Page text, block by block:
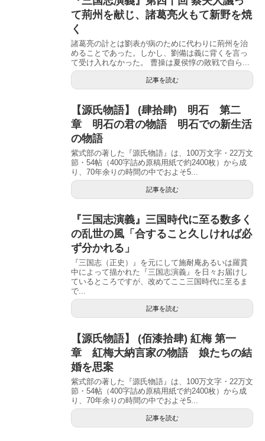
て荊州を献じ、諸葛亮火もて新野を焼
く
諸葛亮の計とは劉表が病のために代わりに荊州を治
めることであった。しかし、劉備は義に背くを言っ
て受け入れなかった。 曹操は夏侯惇の敗戦で自ら...
記事を読む
【源氏物語】 (肆拾肆) 明石 第二
章 明石の君の物語 明石での新生活
の物語
紫式部の著した『源氏物語』は、100万文字・22万文
節・54帖（400字詰め原稿用紙で約2400枚）から成
り、70年余りの時間の中でおよそ5...
記事を読む
『三国志演義』三国時代に至る数多く
の乱世の風「合すること久しければ必
ず分かれる」
『三国志（正史）』を元にして施耐庵あるいは羅貫
中によって描かれた『三国志演義』を日々お届けし
ているところですが、改めてここ三国時代に至るま
で...
記事を読む
【源氏物語】 (佰漆拾肆) 紅梅 第一
章 紅梅大納言家の物語 娘たちの結
婚を思案
紫式部の著した『源氏物語』は、100万文字・22万文
節・54帖（400字詰め原稿用紙で約2400枚）から成
り、70年余りの時間の中でおよそ5...
記事を読む